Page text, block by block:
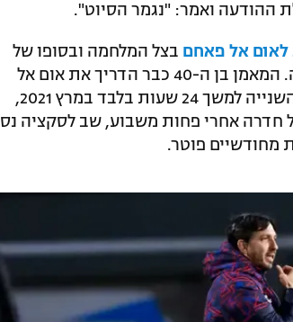
ההודעה ואמר: "נגמר הסיוט".
לאום אל פאחם בצל המלחמה ובסופו של
דבר הופיע לאימון למחרת והמשיך להדריך את הקבוצה. המאמן בן ה-40 כבר הדריך את אום אל
פאחם בשתי קדנציות שונות – הראשונה ב-2019/20 והשנייה למשך 24 שעות בלבד במרץ 2021,
חדרה אחרי פחות משבוע, שב לסקציה נס
מחודשיים פוטר.